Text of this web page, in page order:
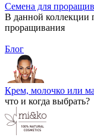
Семена для
В данной коллекции
проращивания
Блог
Крем, молочко или
что и когда выбрать?